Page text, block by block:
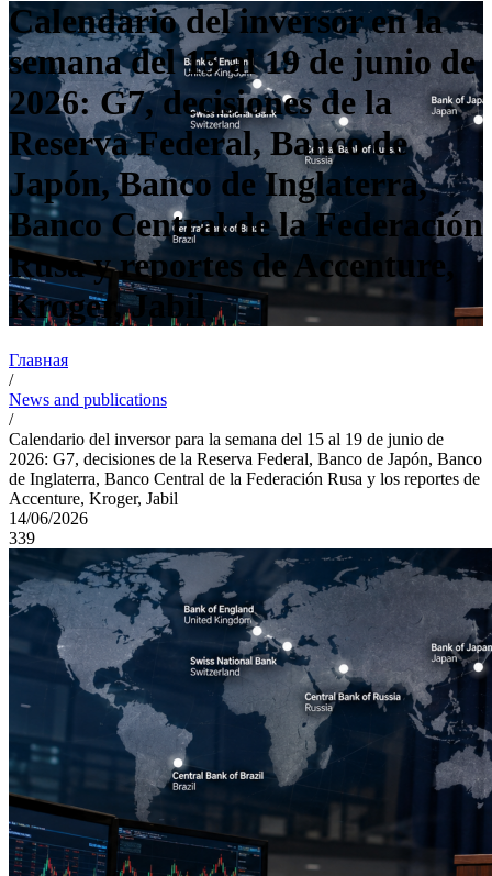
Calendario del inversor en la
semana del 15 al 19 de junio de
2026: G7, decisiones de la
Reserva Federal, Banco de
Japón, Banco de Inglaterra,
Banco Central de la Federación
Rusa y reportes de Accenture,
Kroger, Jabil
Главная
/
News and publications
/
Calendario del inversor para la semana del 15 al 19 de junio de
2026: G7, decisiones de la Reserva Federal, Banco de Japón, Banco
de Inglaterra, Banco Central de la Federación Rusa y los reportes de
Accenture, Kroger, Jabil
14/06/2026
339